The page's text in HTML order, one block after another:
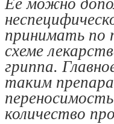
Ее можно
принимать по
схеме
гриппа.
таким
количество